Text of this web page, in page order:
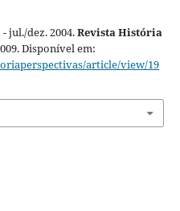
- jul./dez. 2004.Revista História
Disponível em:
article/view/19